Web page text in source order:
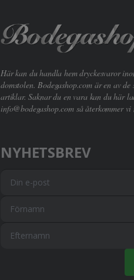
Här kan du handla hem dryckesvaror
domstolen. Bodegashop.com är en av
artiklar. Saknar du en vara kan du här
info@bodegashop.comså återkommer vi
NYHETSBREV